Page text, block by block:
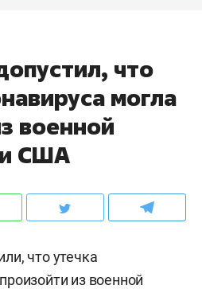
что
могла
военной
США
что утечка
из военной